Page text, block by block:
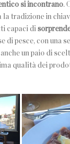
si incontrano.
la tradizione in
capaci di
di pesce, con una
un paio di
qualità dei